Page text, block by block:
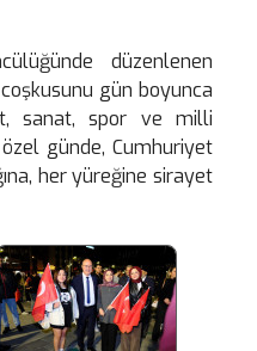
düzenlenen
gün boyunca
sanat, spor ve milli
günde, Cumhuriyet
her yüreğine sirayet